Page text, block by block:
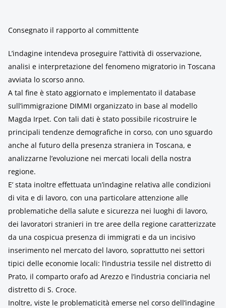
Consegnato il rapporto al committente
L’indagine intendeva proseguire l’attività di osservazione,
analisi e interpretazione del fenomeno migratorio in Toscana
avviata lo scorso anno.
A tal fine è stato aggiornato e implementato il database
sull’immigrazione DIMMI organizzato in base al modello
Magda Irpet. Con tali dati è stato possibile ricostruire le
principali tendenze demografiche in corso, con uno sguardo
anche al futuro della presenza straniera in Toscana, e
analizzarne l’evoluzione nei mercati locali della nostra
regione.
E’ stata inoltre effettuata un’indagine relativa alle condizioni
di vita e di lavoro, con una particolare attenzione alle
problematiche della salute e sicurezza nei luoghi di lavoro,
dei lavoratori stranieri in tre aree della regione caratterizzate
da una cospicua presenza di immigrati e da un incisivo
inserimento nel mercato del lavoro, soprattutto nei settori
tipici delle economie locali: l’industria tessile nel distretto di
Prato, il comparto orafo ad Arezzo e l’industria conciaria nel
distretto di S. Croce.
Inoltre, viste le problematicità emerse nel corso dell’indagine